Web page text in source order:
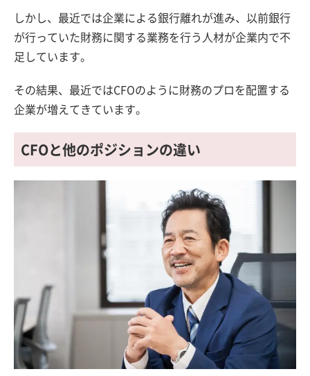
しかし、最近では企業による銀行離れが進み、以前銀行
が行っていた財務に関する業務を行う人材が企業内で不
足しています。
その結果、最近ではCFOのように財務のプロを配置する
企業が増えてきています。
CFOと他のポジションの違い